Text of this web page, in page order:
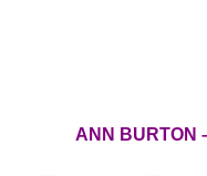
ANN BURTON